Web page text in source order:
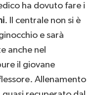
ha dovuto fare i
. Il centrale non si è
e sarà
anche nel
il giovane
Allenamento